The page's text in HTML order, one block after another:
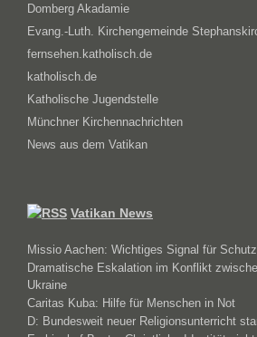
Domberg Akadamie
Evang.-Luth. Kirchengemeinde
fernsehen.katholisch.de
katholisch.de
Katholische Jugendstelle
Münchner Kirchennachrichten
News aus dem Vatikan
Vatikan News
Missio Aachen: Wichtiges Signal für
Dramatische Eskalation im Konflikt
Ukraine
Caritas Kuba: Hilfe für Menschen in Not
D: Bundesweit neuer Religionsunterricht